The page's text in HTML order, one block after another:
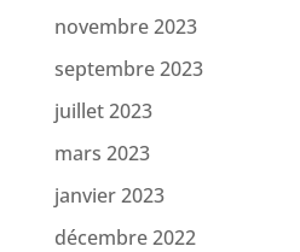
novembre 2023
septembre 2023
juillet 2023
mars 2023
janvier 2023
décembre 2022